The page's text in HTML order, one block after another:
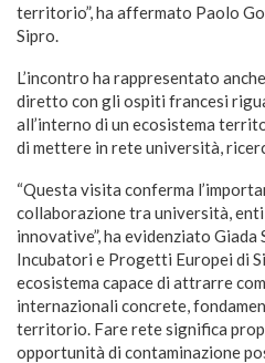
territorio”, ha affermato Paolo
Sipro.
L’incontro ha rappresentato
diretto con gli ospiti francesi
all’interno di un ecosistema
di mettere in rete università,
“Questa visita conferma
collaborazione tra università,
innovative”, ha evidenziato Giada
Incubatori e Progetti Europei di
ecosistema capace di attrarre
internazionali concrete,
territorio. Fare rete significa
opportunità di contaminazione